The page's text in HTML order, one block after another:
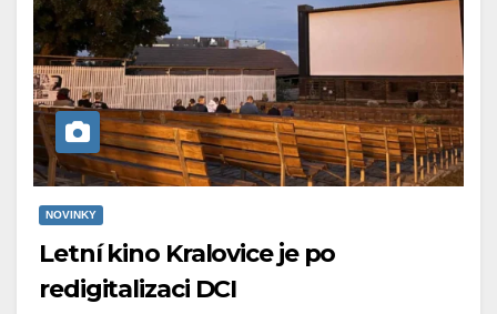
NOVINKY
Letní kino Kralovice je po
redigitalizaci DCI